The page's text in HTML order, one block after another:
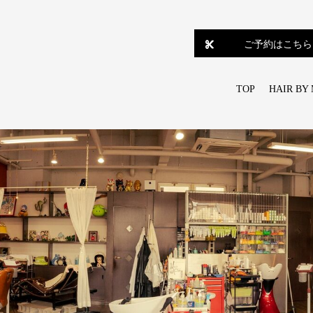
ご予約はこちら
TOP HAIR BY